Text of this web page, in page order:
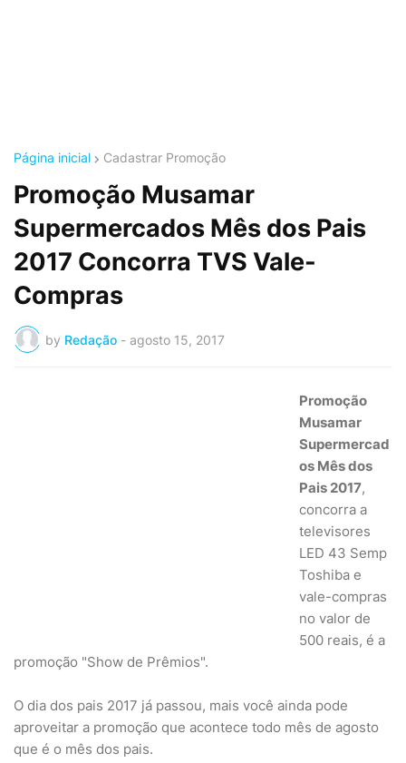
Página inicial Cadastrar Promoção
Promoção Musamar
Supermercados Mês dos Pais
2017 Concorra TVS Vale-
Compras
by Redação - agosto 15, 2017
Promoção
Musamar
Supermercad
os Mês dos
Pais 2017,
concorra a
televisores
LED 43 Semp
Toshiba e
vale-compras
no valor de
500 reais, é a
promoção "Show de Prêmios".
O dia dos pais 2017 já passou, mais você ainda pode
aproveitar a promoção que acontece todo mês de agosto
que é o mês dos pais.